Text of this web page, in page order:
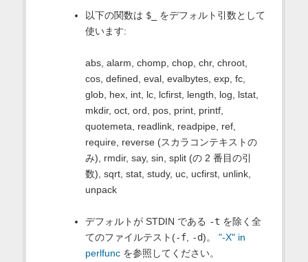
以下の関数は $_
をデフォルト引数として
使います:
abs, alarm, chomp, chop, chr, chroot,
cos, defined, eval, evalbytes, exp, fc,
glob, hex, int, lc, lcfirst, length, log, lstat,
mkdir, oct, ord, pos, print, printf,
quotemeta, readlink, readpipe, ref,
require, reverse (スカラコンテキストの
み), rmdir, say, sin, split (の 2 番目の引
数), sqrt, stat, study, uc, ucfirst, unlink,
unpack
デフォルトが STDIN である -t を除く全
てのファイルテスト(-f, -d)。 "-X" in
perlfuncを参照してください。